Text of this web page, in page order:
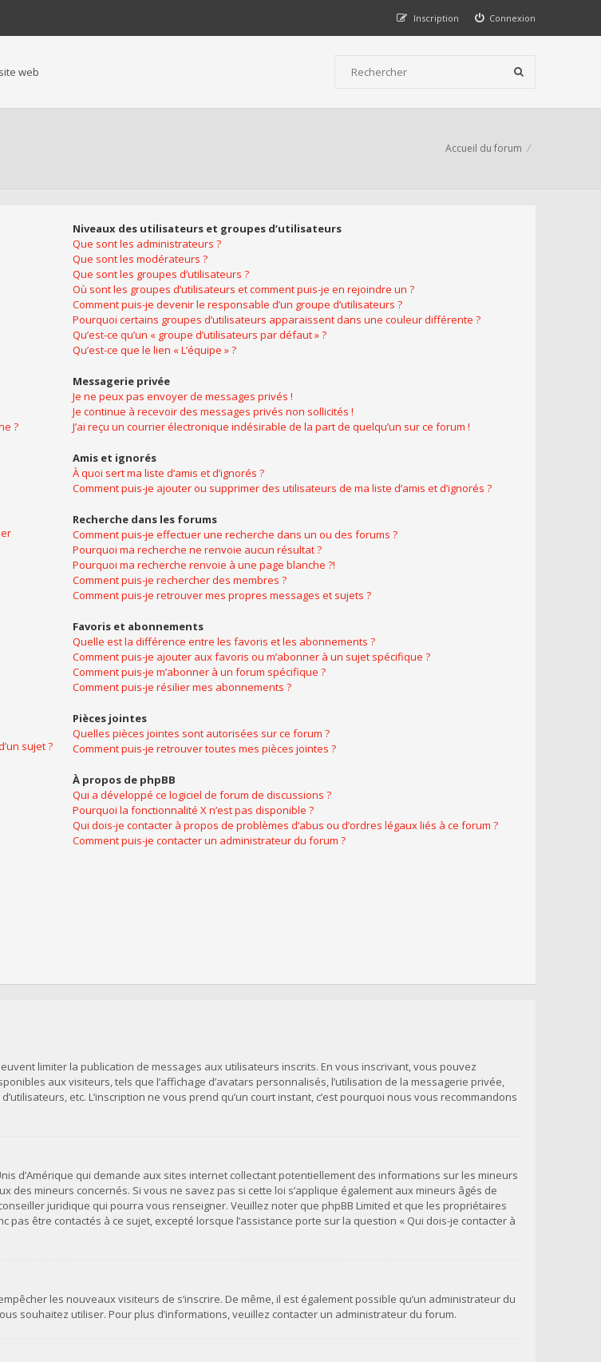
Connexion
Inscription
web
Accueil du forum
?
sujet ?
Niveaux des utilisateurs et groupes d’utilisateurs
Que sont les administrateurs ?
Que sont les modérateurs ?
Que sont les groupes d’utilisateurs ?
Où sont les groupes d’utilisateurs et comment puis-je en rejoindre un ?
Comment puis-je devenir le responsable d’un groupe d’utilisateurs ?
Pourquoi certains groupes d’utilisateurs apparaissent dans une couleur différente ?
Qu’est-ce qu’un « groupe d’utilisateurs par défaut » ?
Qu’est-ce que le lien « L’équipe » ?
Messagerie privée
Je ne peux pas envoyer de messages privés !
Je continue à recevoir des messages privés non sollicités !
J’ai reçu un courrier électronique indésirable de la part de quelqu’un sur ce forum !
Amis et ignorés
À quoi sert ma liste d’amis et d’ignorés ?
Comment puis-je ajouter ou supprimer des utilisateurs de ma liste d’amis et d’ignorés ?
Recherche dans les forums
Comment puis-je effectuer une recherche dans un ou des forums ?
Pourquoi ma recherche ne renvoie aucun résultat ?
Pourquoi ma recherche renvoie à une page blanche ?!
Comment puis-je rechercher des membres ?
Comment puis-je retrouver mes propres messages et sujets ?
Favoris et abonnements
Quelle est la différence entre les favoris et les abonnements ?
Comment puis-je ajouter aux favoris ou m’abonner à un sujet spécifique ?
Comment puis-je m’abonner à un forum spécifique ?
Comment puis-je résilier mes abonnements ?
Pièces jointes
Quelles pièces jointes sont autorisées sur ce forum ?
Comment puis-je retrouver toutes mes pièces jointes ?
À propos de phpBB
Qui a développé ce logiciel de forum de discussions ?
Pourquoi la fonctionnalité X n’est pas disponible ?
Qui dois-je contacter à propos de problèmes d’abus ou d’ordres légaux liés à ce forum ?
Comment puis-je contacter un administrateur du forum ?
limiter la publication de messages aux utilisateurs inscrits. En vous inscrivant, vous pouvez
aux visiteurs, tels que l’affichage d’avatars personnalisés, l’utilisation de la messagerie privée,
etc. L’inscription ne vous prend qu’un court instant, c’est pourquoi nous vous recommandons
d’Amérique qui demande aux sites internet collectant potentiellement des informations sur les mineurs
mineurs concernés. Si vous ne savez pas si cette loi s’applique également aux mineurs âgés de
juridique qui pourra vous renseigner. Veuillez noter que phpBB Limited et que les propriétaires
être contactés à ce sujet, excepté lorsque l’assistance porte sur la question « Qui dois-je contacter à
les nouveaux visiteurs de s’inscrire. De même, il est également possible qu’un administrateur du
souhaitez utiliser. Pour plus d’informations, veuillez contacter un administrateur du forum.